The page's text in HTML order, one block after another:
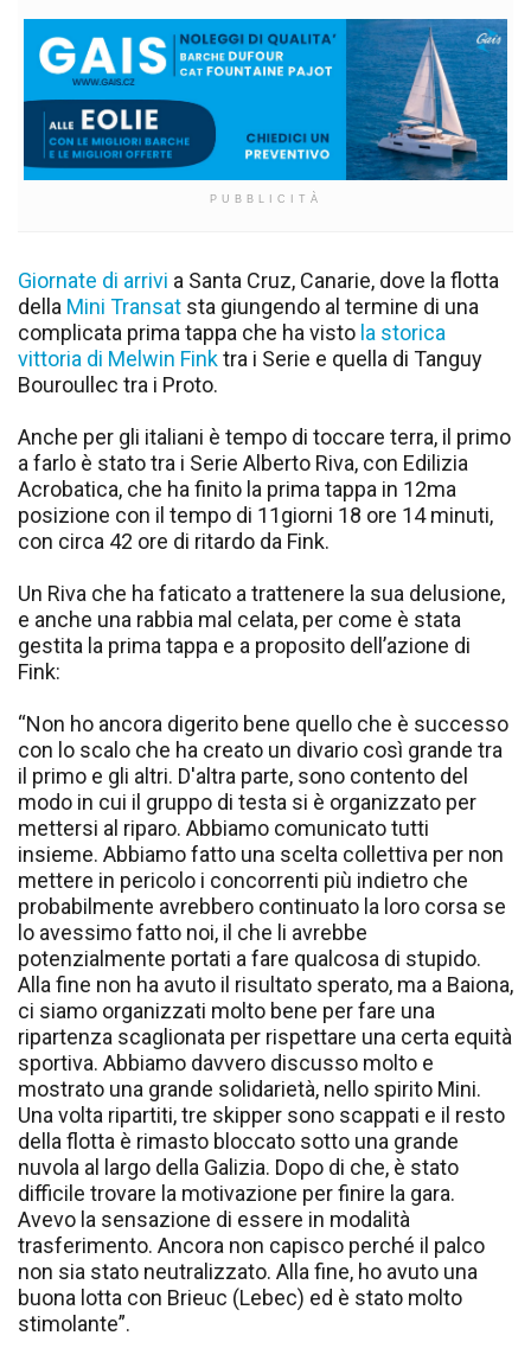
PUBBLICITÀ
Giornate di arrivi a Santa Cruz, Canarie, dove la flotta
della Mini Transat sta giungendo al termine di una
complicata prima tappa che ha visto la storica
vittoria di Melwin Finktra i Serie e quella di Tanguy
Bouroullec tra i Proto.
Anche per gli italiani è tempo di toccare terra, il primo
a farlo è stato tra i Serie Alberto Riva, con Edilizia
Acrobatica, che ha finito la prima tappa in 12ma
posizione con il tempo di 11giorni 18 ore 14 minuti,
con circa 42 ore di ritardo da Fink.
Un Riva che ha faticato a trattenere la sua delusione,
e anche una rabbia mal celata, per come è stata
gestita la prima tappa e a proposito dell’azione di
Fink:
“Non ho ancora digerito bene quello che è successo
con lo scalo che ha creato un divario così grande tra
il primo e gli altri. D'altra parte, sono contento del
modo in cui il gruppo di testa si è organizzato per
mettersi al riparo. Abbiamo comunicato tutti
insieme. Abbiamo fatto una scelta collettiva per non
mettere in pericolo i concorrenti più indietro che
probabilmente avrebbero continuato la loro corsa se
lo avessimo fatto noi, il che li avrebbe
potenzialmente portati a fare qualcosa di stupido.
Alla fine non ha avuto il risultato sperato, ma a Baiona,
ci siamo organizzati molto bene per fare una
ripartenza scaglionata per rispettare una certa equità
sportiva. Abbiamo davvero discusso molto e
mostrato una grande solidarietà, nello spirito Mini.
Una volta ripartiti, tre skipper sono scappati e il resto
della flotta è rimasto bloccato sotto una grande
nuvola al largo della Galizia. Dopo di che, è stato
difficile trovare la motivazione per finire la gara.
Avevo la sensazione di essere in modalità
trasferimento. Ancora non capisco perché il palco
non sia stato neutralizzato. Alla fine, ho avuto una
buona lotta con Brieuc (Lebec) ed è stato molto
stimolante”.